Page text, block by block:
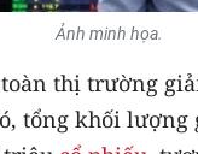
TIN
SÂU
NAM
Ảnh minh họa.
thị trường
tổng khối lượng